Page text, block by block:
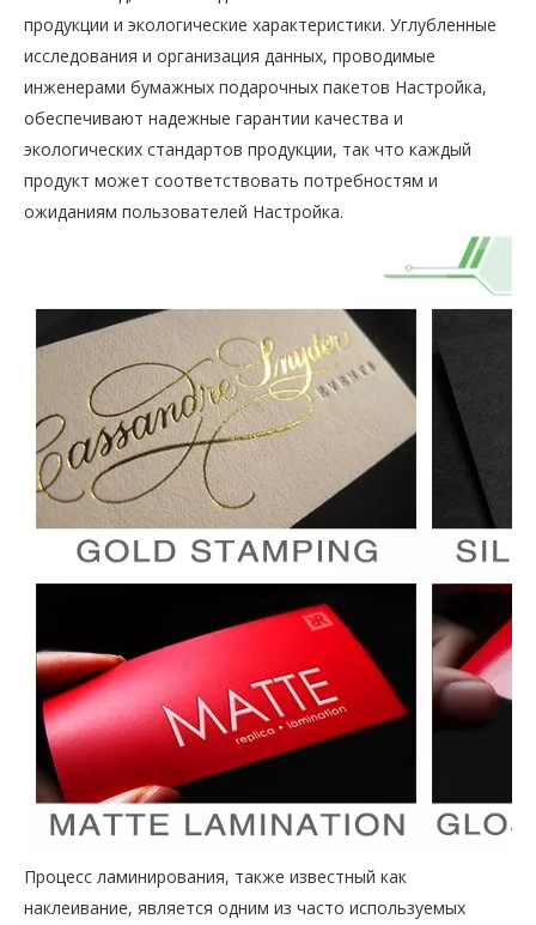
продукции и экологические характеристики. Углубленные
исследования и организация данных, проводимые
инженерами бумажных подарочных пакетов Настройка,
обеспечивают надежные гарантии качества и
экологических стандартов продукции, так что каждый
продукт может соответствовать потребностям и
ожиданиям пользователей Настройка.
Процесс ламинирования, также известный как
наклеивание, является одним из часто используемых